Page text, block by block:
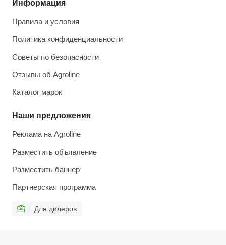
Информация
Правила и условия
Политика конфиденциальности
Советы по безопасности
Отзывы об Agroline
Каталог марок
Наши предложения
Реклама на Agroline
Разместить объявление
Разместить баннер
Партнерская программа
Для дилеров